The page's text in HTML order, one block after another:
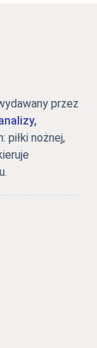
przez
piłki nożnej,